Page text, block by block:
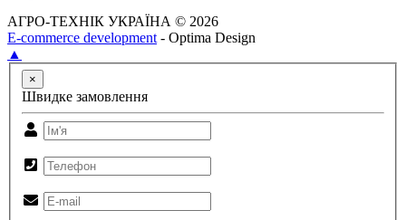
АГРО-ТЕХНІК УКРАЇНА © 2026
E-commerce development - Optima Design
▲
×
Швидке замовлення